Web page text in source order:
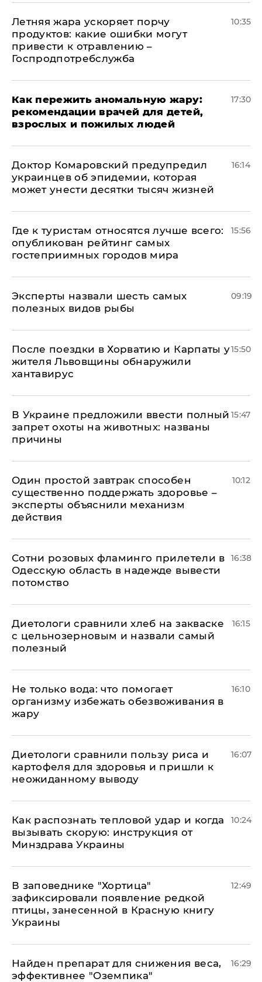
Летняя жара ускоряет порчу
продуктов: какие ошибки могут
привести к отравлению –
Госпродпотребслужба
10:35
Как пережить аномальную жару:
рекомендации врачей для детей,
взрослых и пожилых людей
17:30
Доктор Комаровский предупредил
украинцев об эпидемии, которая
может унести десятки тысяч жизней
16:14
Где к туристам относятся лучше всего:
опубликован рейтинг самых
гостеприимных городов мира
15:56
Эксперты назвали шесть самых
полезных видов рыбы
09:19
После поездки в Хорватию и Карпаты у
жителя Львовщины обнаружили
хантавирус
15:50
В Украине предложили ввести полный
запрет охоты на животных: названы
причины
15:47
Один простой завтрак способен
существенно поддержать здоровье –
эксперты объяснили механизм
действия
10:12
Сотни розовых фламинго прилетели в
Одесскую область в надежде вывести
потомство
16:38
Диетологи сравнили хлеб на закваске
с цельнозерновым и назвали самый
полезный
16:15
Не только вода: что помогает
организму избежать обезвоживания в
жару
16:10
Диетологи сравнили пользу риса и
картофеля для здоровья и пришли к
неожиданному выводу
16:07
Как распознать тепловой удар и когда
вызывать скорую: инструкция от
Минздрава Украины
10:24
В заповеднике "Хортица"
зафиксировали появление редкой
птицы, занесенной в Красную книгу
Украины
12:49
Найден препарат для снижения веса,
эффективнее "Оземпика"
16:29